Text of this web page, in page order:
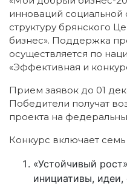
инноваций
структуру брянского
бизнес». Поддержка
осуществляется по
«Эффективная и
Прием заявок до 01
Победители получат
проекта на
Конкурс включает
«Устойчивый
инициативы,